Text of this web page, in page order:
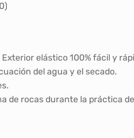
Exterior elástico 100% fácil y
del agua y el secado.
de rocas durante la práctica